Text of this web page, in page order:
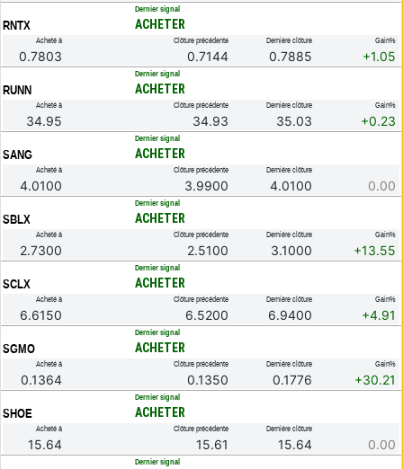
RNTX
Dernier signal
ACHETER
Acheté à
0.7803
Clôture précédente
0.7144
Dernière clôture
0.7885
Gain%
+1.05
RUNN
Dernier signal
ACHETER
Acheté à
34.95
Clôture précédente
34.93
Dernière clôture
35.03
Gain%
+0.23
SANG
Dernier signal
ACHETER
Acheté à
4.0100
Clôture précédente
3.9900
Dernière clôture
4.0100 0.00
SBLX
Dernier signal
ACHETER
Acheté à
2.7300
Clôture précédente
2.5100
Dernière clôture
3.1000
Gain%
+13.55
SCLX
Dernier signal
ACHETER
Acheté à
6.6150
Clôture précédente
6.5200
Dernière clôture
6.9400
Gain%
+4.91
SGMO
Dernier signal
ACHETER
Acheté à
0.1364
Clôture précédente
0.1350
Dernière clôture
0.1776
Gain%
+30.21
SHOE
Dernier signal
ACHETER
Acheté à
15.64
Clôture précédente
15.61
Dernière clôture
15.64 0.00
Dernier signal